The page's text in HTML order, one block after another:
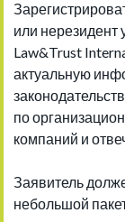
или
Law&Trust
актуальную
по
компаний и
Заявитель
небольшой